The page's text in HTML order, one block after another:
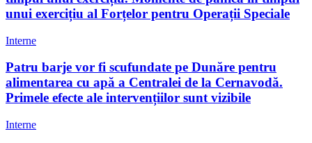
unui exercițiu al Forțelor pentru Operații Speciale
Interne
Patru barje vor fi scufundate pe Dunăre pentru
alimentarea cu apă a Centralei de la Cernavodă.
Primele efecte ale intervențiilor sunt vizibile
Interne